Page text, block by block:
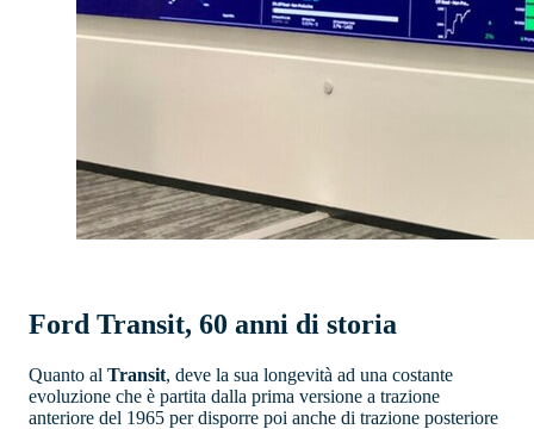
Ford Transit, 60 anni di storia
Quanto al Transit, deve la sua longevità ad una costante
evoluzione che è partita dalla prima versione a trazione
anteriore del 1965 per disporre poi anche di trazione posteriore